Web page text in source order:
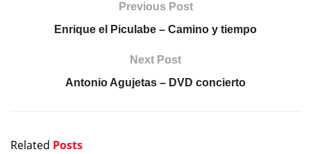
Previous Post
Enrique el Piculabe – Camino y tiempo
Next Post
Antonio Agujetas – DVD concierto
Related Posts